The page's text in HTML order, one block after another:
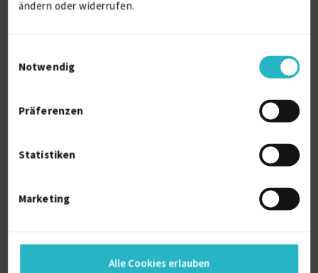
ändern oder widerrufen.
Notwendig
Präferenzen
Statistiken
Marketing
Alle Cookies erlauben
Industriekaufmann
Eberdingen
Diplom-Betriebswirt, erstes Online-Unternehmen
2007 gegründet, seit 2007 auch beratend im Online-
Internetmarketing-Beirat für mittelständische
Unternehmen, SEO, E-Mail-Marketing, Youtube,
Monat (bei Jahresabos)